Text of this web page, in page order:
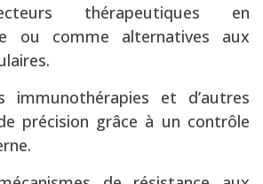
thérapeutiques en
ou comme alternatives aux
immunothérapies et d’autres
précision grâce à un contrôle